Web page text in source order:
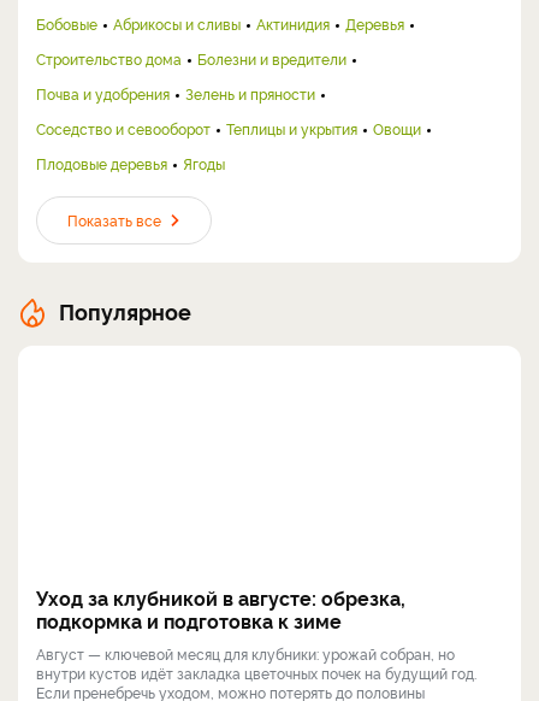
Бобовые
Абрикосы и сливы Актинидия
Деревья
Строительство дома
Болезни и вредители
Почва и удобрения
Зелень и пряности
Соседство и севооборот
Теплицы и укрытия
Овощи
Плодовые деревья
Ягоды
Показать все
Популярное
Уход за клубникой в августе: обрезка,
подкормка и подготовка к зиме
Август — ключевой месяц для клубники: урожай собран, но
внутри кустов идёт закладка цветочных почек на будущий год.
Если пренебречь уходом, можно потерять до половины